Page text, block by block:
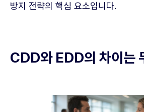
방지 전략의 핵심 요소입니다.
CDD와 EDD의 차이는